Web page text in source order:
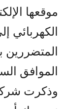
موقعها
المتضررين
الموافق
وذكرت